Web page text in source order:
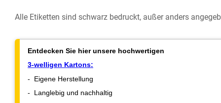
Alle Etiketten sind schwarz bedruckt, außer anders
Entdecken Sie hier unsere hochwertigen
3-welligen Kartons:
- Eigene Herstellung
- Langlebig und nachhaltig